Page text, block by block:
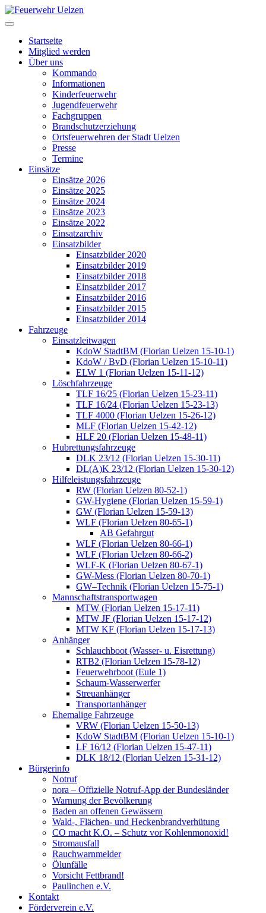
Startseite
Mitglied werden
Über uns
Kommando
Informationen
Kinderfeuerwehr
Jugendfeuerwehr
Fachgruppen
Brandschutzerziehung
Ortsfeuerwehren der Stadt Uelzen
Presse
Termine
Einsätze
Einsätze 2026
Einsätze 2025
Einsätze 2024
Einsätze 2023
Einsätze 2022
Einsatzarchiv
Einsatzbilder
Einsatzbilder 2020
Einsatzbilder 2019
Einsatzbilder 2018
Einsatzbilder 2017
Einsatzbilder 2016
Einsatzbilder 2015
Einsatzbilder 2014
Fahrzeuge
Einsatzleitwagen
KdoW StadtBM (Florian Uelzen 15-10-1)
KdoW / BvD (Florian Uelzen 15-10-11)
ELW 1 (Florian Uelzen 15-11-12)
Löschfahrzeuge
TLF 16/25 (Florian Uelzen 15-23-11)
TLF 16/24 (Florian Uelzen 15-23-13)
TLF 4000 (Florian Uelzen 15-26-12)
MLF (Florian Uelzen 15-42-12)
HLF 20 (Florian Uelzen 15-48-11)
Hubrettungsfahrzeuge
DLK 23/12 (Florian Uelzen 15-30-11)
DL(A)K 23/12 (Florian Uelzen 15-30-12)
Hilfeleistungsfahrzeuge
RW (Florian Uelzen 80-52-1)
GW-Hygiene (Florian Uelzen 15-59-1)
GW (Florian Uelzen 15-59-13)
WLF (Florian Uelzen 80-65-1)
AB Gefahrgut
WLF (Florian Uelzen 80-66-1)
WLF (Florian Uelzen 80-66-2)
WLF-K (Florian Uelzen 80-67-1)
GW-Mess (Florian Uelzen 80-70-1)
GW–Technik (Florian Uelzen 15-75-1)
Mannschaftstransportwagen
MTW (Florian Uelzen 15-17-11)
MTW JF (Florian Uelzen 15-17-12)
MTW KF (Florian Uelzen 15-17-13)
Anhänger
Schlauchboot (Wasser- u. Eisrettung)
RTB2 (Florian Uelzen 15-78-12)
Feuerwehrboot (Eule 1)
Schaum-Wasserwerfer
Streuanhänger
Transportanhänger
Ehemalige Fahrzeuge
VRW (Florian Uelzen 15-50-13)
KdoW StadtBM (Florian Uelzen 15-10-1)
LF 16/12 (Florian Uelzen 15-47-11)
DLK 18/12 (Florian Uelzen 15-31-12)
Bürgerinfo
Notruf
nora – Offizielle Notruf-App der Bundesländer
Warnung der Bevölkerung
Baden an offenen Gewässern
Wald-, Flächen- und Heckenbrandverhütung
CO macht K.O. – Schutz vor Kohlenmonoxid!
Stromausfall
Rauchwarnmelder
Ölunfälle
Vorsicht Fettbrand!
Paulinchen e.V.
Kontakt
Förderverein e.V.